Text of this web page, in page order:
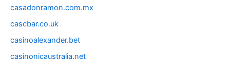
casadonramon.com.mx
cascbar.co.uk
casinoalexander.bet
casinonicaustralia.net